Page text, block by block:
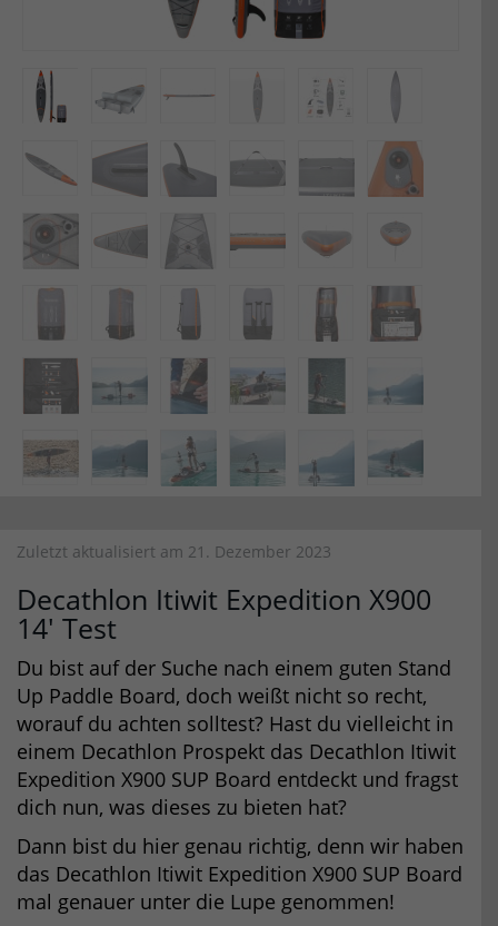
Zuletzt aktualisiert am 21. Dezember 2023
Decathlon Itiwit Expedition X900
14′ Test
Du bist auf der Suche nach einem guten Stand
Up Paddle Board, doch weißt nicht so recht,
worauf du achten solltest? Hast du vielleicht in
einem Decathlon Prospekt das Decathlon Itiwit
Expedition X900 SUP Board entdeckt und fragst
dich nun, was dieses zu bieten hat?
Dann bist du hier genau richtig, denn wir haben
das Decathlon Itiwit Expedition X900 SUP Board
mal genauer unter die Lupe genommen!